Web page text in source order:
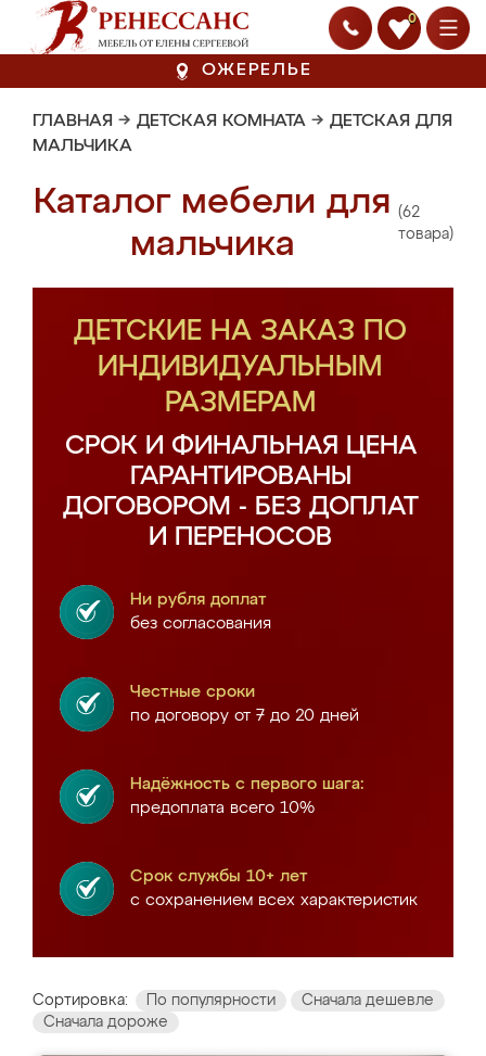
0
ОЖЕРЕЛЬЕ
ГЛАВНАЯ → ДЕТСКАЯ КОМНАТА → ДЕТСКАЯ ДЛЯ
МАЛЬЧИКА
Каталог мебели для
мальчика
(62
товара)
ДЕТСКИЕ НА ЗАКАЗ ПО
ИНДИВИДУАЛЬНЫМ
РАЗМЕРАМ
СРОК И ФИНАЛЬНАЯ ЦЕНА
ГАРАНТИРОВАНЫ
ДОГОВОРОМ - БЕЗ ДОПЛАТ
И ПЕРЕНОСОВ
Ни рубля доплат
без согласования
Честные сроки
по договору от 7 до 20 дней
Надёжность с первого шага:
предоплата всего 10%
Срок службы 10+ лет
с сохранением всех характеристик
Сортировка: По популярности
Сначала дешевле
Сначала дороже